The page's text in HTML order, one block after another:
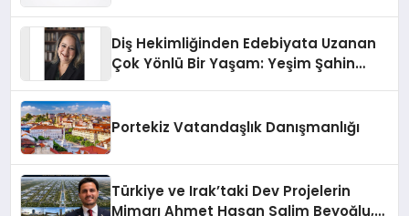
Diş Hekimliğinden Edebiyata Uzanan
Çok Yönlü Bir Yaşam: Yeşim Şahin
Portekiz Vatandaşlık Danışmanlığı
Türkiye ve Irak’taki Dev Projelerin
Mimarı Ahmet Hasan Salim Beyoğlu,